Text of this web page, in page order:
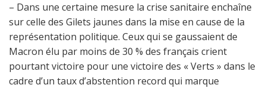
– Dans une certaine mesure la crise sanitaire enchaîne
sur celle des Gilets jaunes dans la mise en cause de la
représentation politique. Ceux qui se gaussaient de
Macron élu par moins de 30 % des français crient
pourtant victoire pour une victoire des « Verts » dans le
cadre d’un taux d’abstention record qui marque